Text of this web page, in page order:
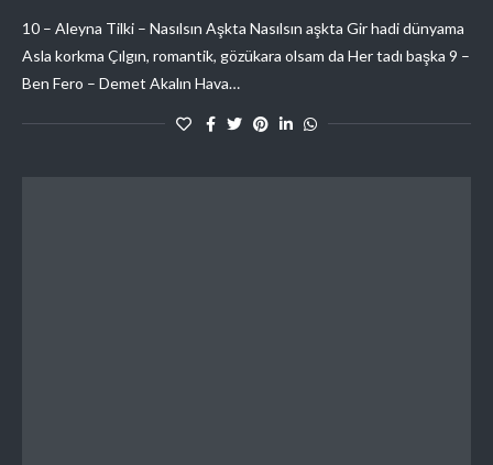
10 – Aleyna Tilki – Nasılsın Aşkta Nasılsın aşkta Gir hadi dünyama
Asla korkma Çılgın, romantik, gözükara olsam da Her tadı başka 9 –
Ben Fero – Demet Akalın Hava…